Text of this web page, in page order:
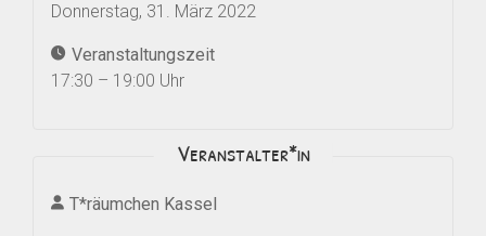
Donnerstag, 31. März 2022
Veranstaltungszeit
17:30 – 19:00 Uhr
Veranstalter*in
T*räumchen Kassel